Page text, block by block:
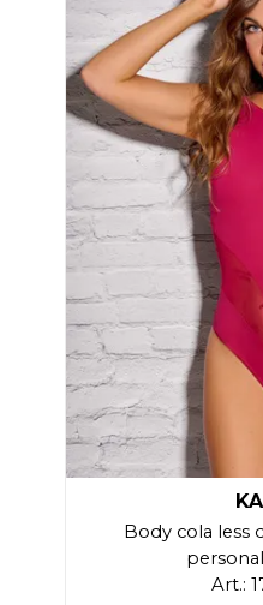
Body cola less
Art.: